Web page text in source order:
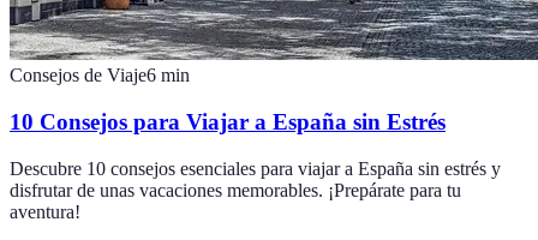
Consejos de Viaje6 min
10 Consejos para Viajar a España sin Estrés
Descubre 10 consejos esenciales para viajar a España sin estrés y
disfrutar de unas vacaciones memorables. ¡Prepárate para tu
aventura!